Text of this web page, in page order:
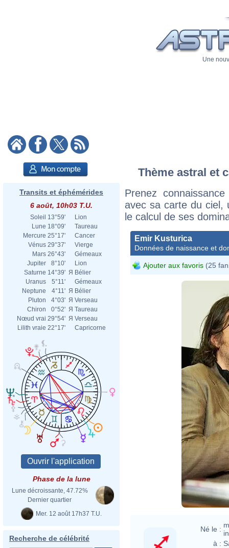
Une
Transits et éphémérides
6 août, 10h03 T.U.
Soleil 13°59'
Lion
Lune 18°09'
Taureau
Mercure 25°17'
Cancer
Vénus 29°37'
Vierge
Mars 26°43'
Gémeaux
Jupiter
8°10'
Lion
Saturne 14°39' Я Bélier
Uranus
5°11'
Gémeaux
Neptune
4°11' Я Bélier
Pluton
4°03' Я Verseau
Chiron
0°52' Я Taureau
Nœud vrai 29°54' Я Verseau
Lilith vraie 22°17' Capricorne
Phase de la lune
Lune décroissante, 47.72%
Dernier quartier
Mer. 12 août 17h37 T.U.
Recherche de célébrité
Thème astral et
Prenez
avec sa carte du ciel,
le calcul de ses
Emir Kusturica
Données de naissance et
Ajouter aux favoris (25
Né le :
à :